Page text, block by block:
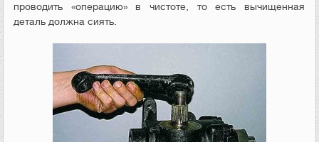
проводить «операцию» в чистоте, то есть вычищенная
деталь должна сиять.